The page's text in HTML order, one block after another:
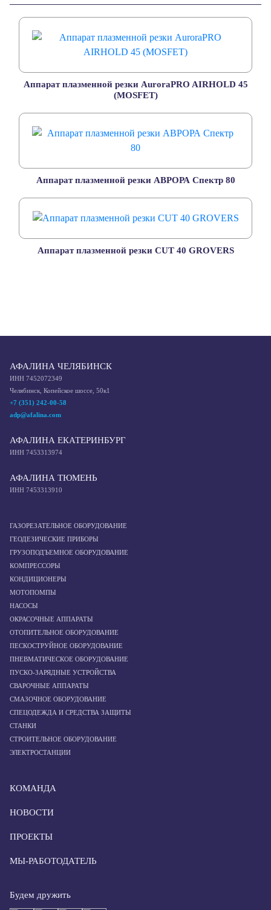
Аппарат плазменной резки AuroraPRO AIRHOLD 45
(MOSFET)
Аппарат плазменной резки АВРОРА Спектр 80
Аппарат плазменной резки CUT 40 GROVERS
АФАЛИНА ЧЕЛЯБИНСК
ИНН 7452072349
Челябинск, Копейское шоссе, 50к1
+7 (351) 242-00-58
adp@afalina.com
АФАЛИНА ЕКАТЕРИНБУРГ
ИНН 7453313974
АФАЛИНА ТЮМЕНЬ
ИНН 7453313910
ГАЗОРЕЗАТЕЛЬНОЕ ОБОРУДОВАНИЕ
ГЕОДЕЗИЧЕСКИЕ ПРИБОРЫ
ГРУЗОПОДЪЕМНОЕ ОБОРУДОВАНИЕ
КОМПРЕССОРЫ
КОНДИЦИОНЕРЫ
МОТОПОМПЫ
НАСОСЫ
ОКРАСОЧНЫЕ АППАРАТЫ
ОТОПИТЕЛЬНОЕ ОБОРУДОВАНИЕ
ПЕСКОСТРУЙНОЕ ОБОРУДОВАНИЕ
ПНЕВМАТИЧЕСКОЕ ОБОРУДОВАНИЕ
ПУСКО-ЗАРЯДНЫЕ УСТРОЙСТВА
СВАРОЧНЫЕ АППАРАТЫ
СМАЗОЧНОЕ ОБОРУДОВАНИЕ
СПЕЦОДЕЖДА И СРЕДСТВА ЗАЩИТЫ
СТАНКИ
СТРОИТЕЛЬНОЕ ОБОРУДОВАНИЕ
ЭЛЕКТРОСТАНЦИИ
КОМАНДА
НОВОСТИ
ПРОЕКТЫ
МЫ-РАБОТОДАТЕЛЬ
Будем дружить